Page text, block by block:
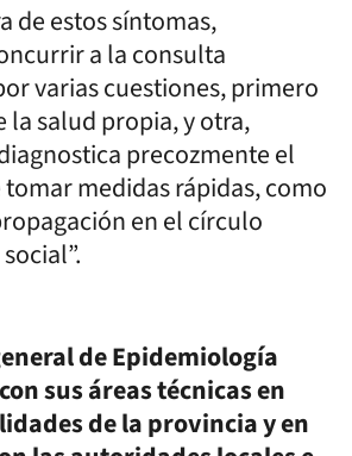
de estos síntomas,
a la consulta
varias cuestiones, primero
la salud propia, y otra,
precozmente el
medidas rápidas, como
en el círculo
de Epidemiología
sus áreas técnicas en
de la provincia y en